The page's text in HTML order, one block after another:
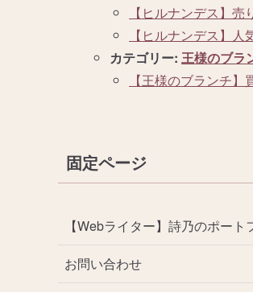
【ヒルナンデス】
【ヒルナンデス】
カテゴリー: 王様のブラ
【王様のブランチ
固定ページ
【Webライター】詩乃のポート
お問い合わせ